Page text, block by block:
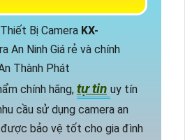
Bị Camera KX-
An Ninh Giá rẻ và chính
Thành Phát
chính hãng, tự tin uy tín
cầu sử dụng camera an
được bảo vệ tốt cho gia đình